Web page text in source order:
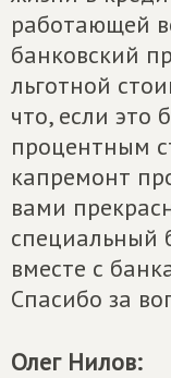
работающей
банковский
льготной
что, если это
процентным
капремонт
вами
специальный
вместе с
Спасибо за
Олег Нилов: